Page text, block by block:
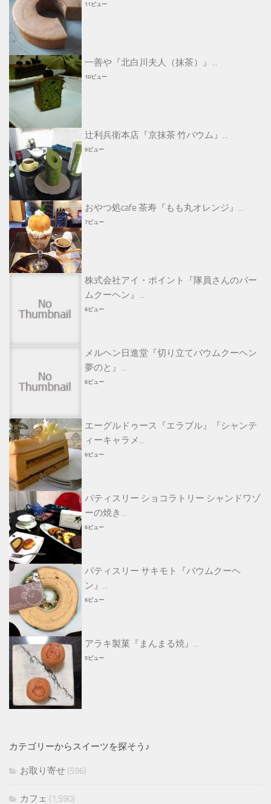
11ビュー
一善や『北白川夫人（抹茶）』...
10ビュー
辻利兵衛本店『京抹茶 竹バウム』...
9ビュー
おやつ処cafe 茶寿『もも丸オレンジ』...
7ビュー
株式会社アイ・ポイント『隊員さんのバー
ムクーヘン』...
6ビュー
メルヘン日進堂『切り立てバウムクーヘン
夢のと』...
6ビュー
エーグルドゥース『エラブル』『シャンテ
ィーキャラメ...
6ビュー
パティスリー ショコラトリー シャンドワゾ
ーの焼き...
6ビュー
パティスリー サキモト『バウムクーヘ
ン』...
6ビュー
アラキ製菓『まんまる焼』...
5ビュー
カテゴリーからスイーツを探そう♪
お取り寄せ (596)
カフェ (1,590)